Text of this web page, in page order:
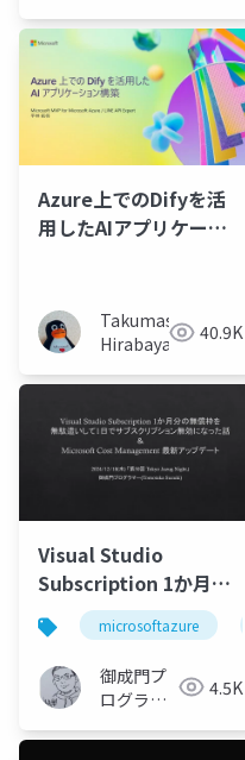
ッド×マルチクラウド
実装術-公開
Azure上でのDifyを活
用したAIアプリケーシ
Takumasa
Hirabayashi 40.9K
Visual Studio
Subscription 1か月分
の無償枠を無駄遣いし
て1日でサブスクリプシ
ョン無効になった話＆
Microsoft Cost
Management 最新ア
microsoftazure
御成門プ
ログラマ
(Tomotaka
4.5K